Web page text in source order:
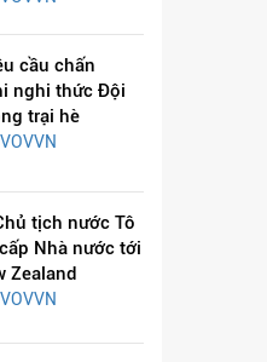
cầu chấn
nghi thức Đội
trại hè
VOVVN
tịch nước Tô
Nhà nước tới
Zealand
VOVVN